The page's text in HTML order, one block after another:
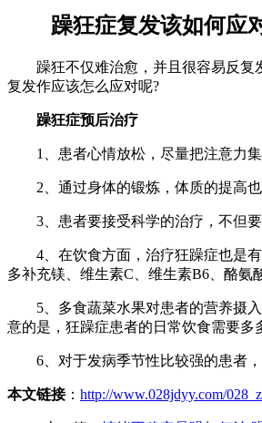
躁狂症复发该如何应
躁狂不仅难治愈，并且很容易反复发
复发作应该怎么应对呢?
躁狂症预后治疗
1、患者心情放松，尽量把注意力集
2、通过身体的锻炼，体质的提高也
3、患者要接受科学的治疗，不但要
4、在饮食方面，治疗狂躁症也是有
多补充镁、维生素C、维生素B6、酪氨
5、多食蔬菜水果对患者的营养摄入
意的是，狂躁症患者的日常饮食需要多
6、对于发病季节性比较强的患者，
本文链接： http://www.028jdyy.com/